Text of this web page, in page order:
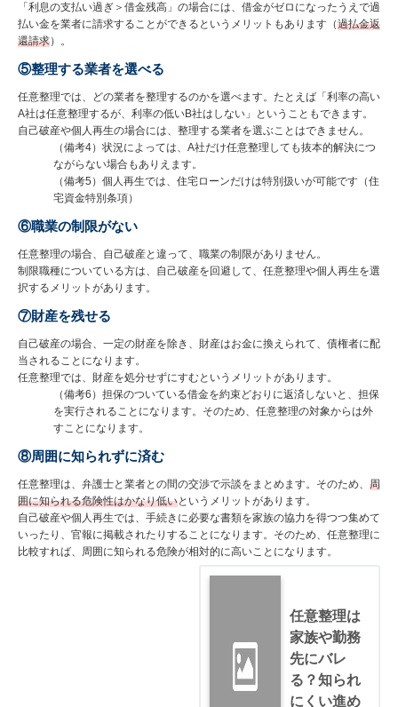
「利息の支払い過ぎ＞借金残高」の場合には、借金がゼロになったうえで過
払い金を業者に請求することができるというメリットもあります（過払金返
還請求）。
⑤整理する業者を選べる
任意整理では、どの業者を整理するのかを選べます。たとえば「利率の高い
A社は任意整理するが、利率の低いB社はしない」ということもできます。
自己破産や個人再生の場合には、整理する業者を選ぶことはできません。
（備考4）状況によっては、A社だけ任意整理しても抜本的解決につ
ながらない場合もありえます。
（備考5）個人再生では、住宅ローンだけは特別扱いが可能です（住
宅資金特別条項）
⑥職業の制限がない
任意整理の場合、自己破産と違って、職業の制限がありません。
制限職種についている方は、自己破産を回避して、任意整理や個人再生を選
択するメリットがあります。
⑦財産を残せる
自己破産の場合、一定の財産を除き、財産はお金に換えられて、債権者に配
当されることになります。
任意整理では、財産を処分せずにすむというメリットがあります。
（備考6）担保のついている借金を約束どおりに返済しないと、担保
を実行されることになります。そのため、任意整理の対象からは外
すことになります。
⑧周囲に知られずに済む
任意整理は、弁護士と業者との間の交渉で示談をまとめます。そのため、 周
囲に知られる危険性はかなり低いというメリットがあります。
自己破産や個人再生では、手続きに必要な書類を家族の協力を得つつ集めて
いったり、官報に掲載されたりすることになります。そのため、任意整理に
比較すれば、周囲に知られる危険が相対的に高いことになります。
任意整理は
家族や勤務
先にバレ
る？知られ
にくい進め